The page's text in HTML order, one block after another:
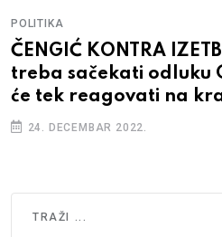
POLITIKA
ČENGIĆ KONTRA
treba sačekati odluku
će tek reagovati na
24. DECEMBAR 2022.